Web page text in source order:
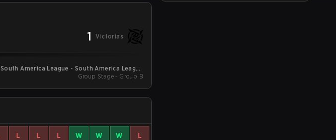
1 Victorias
South America League - South America League
Kickoff
Group Stage - Group B
L L L W W W L